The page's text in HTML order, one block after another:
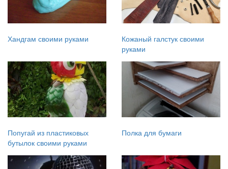
Хандгам своими руками
Кожаный галстук своими
руками
Попугай из пластиковых
бутылок своими руками
Полка для бумаги